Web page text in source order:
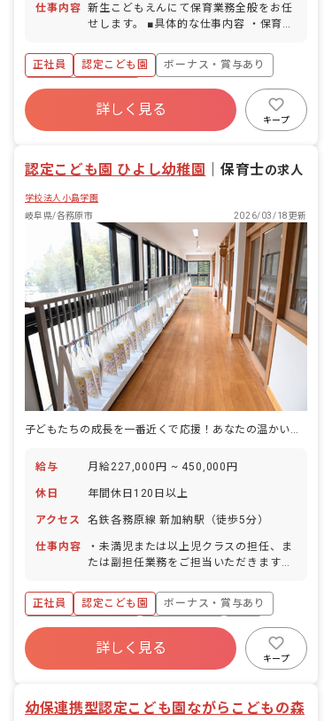
地内に無料駐車場あり） ※周辺には味噌
カツ定食が美味しいとんかつ屋さんや、
頃価格でショートケーキが買えるケーキ
屋さんなど、美味しい飲食店がたくさ
ん。たまに勤務時間後にご飯を食べに行
くこともあります。
仕事内容 新生こどもえんにて保育業務全般をお任
せします。 ■具体的な仕事内容 ・保育
票の記入 ・研修参加 ※ICT導入し、タブ
レットを使って計画や記録を作成してい
ます。
正社員 認定こども園
ボーナス・賞与あり
年間休日120日以上
寮・住宅・家賃補助あり
社会保険完備
残業少なめ
詳しく見る
キープ
認定こども園 ひよし幼稚園 保育士の求人
学校法人小島学園
岐阜県/各務原市
2026/03/18更新
子どもたちの成長を一番近くで応援！あなたの温かい心が輝く場所です。
給与 月給227,000円 ~ 450,000円
休日 年間休日120日以上
アクセス 名鉄各務原線 新加納駅（徒歩5分）
仕事内容
・未満児または以上児クラスの担任、ま
たは副担任業務をご担当いただきます。
正社員
認定こども園
ボーナス・賞与あり
年間休日120日以上
社会保険完備
福利厚生充実
退職金制度
昇給昇進あり
詳しく見る
キープ
幼保連携型認定こども園ながらこどもの森